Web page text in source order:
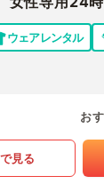
ウェアレンタル
お
見る